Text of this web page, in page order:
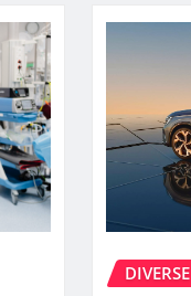
DIVERSE